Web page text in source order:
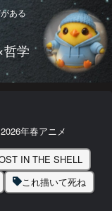
ある
哲学
2026年春アニメ
IN THE SHELL
これ描いて死ね